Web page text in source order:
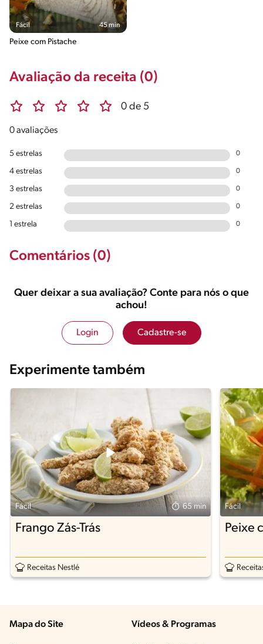
Fácil 45 min
Peixe com Pistache
Avaliação da receita (0)
0 de 5
0 avaliações
5 estrelas 0
4 estrelas 0
3 estrelas 0
2 estrelas 0
1 estrela 0
Comentários (0)
Quer deixar a sua avaliação? Conte para nós o que
achou!
Login Cadastre-se
Experimente também
Fácil 65 min
Frango Zás-Trás
Receitas Nestlé
Fácil
Peixe
Mapa do Site Vídeos & Programas​